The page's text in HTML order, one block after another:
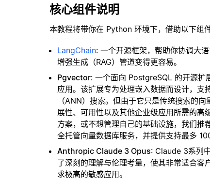
核心组件说明
本教程将带你在 Python 环境下，借助以下组
LangChain: 一个开源框架，帮助你协调大
增强生成（RAG）管道变得更容易。
Pgvector: 一个面向 PostgreSQL 的开源扩
应用。该扩展专为处理嵌入数据而设计，
（ANN）搜索。但由于它只是传统搜索的
展性、可用性以及其他企业级应用所需的
方案，或不想管理自己的基础设施，我们推
全托管向量数据库服务，并提供支持最多
Anthropic Claude 3 Opus: Claude 3系列
了深刻的理解与伦理考量，使其非常适合
求极高的敏感应用。